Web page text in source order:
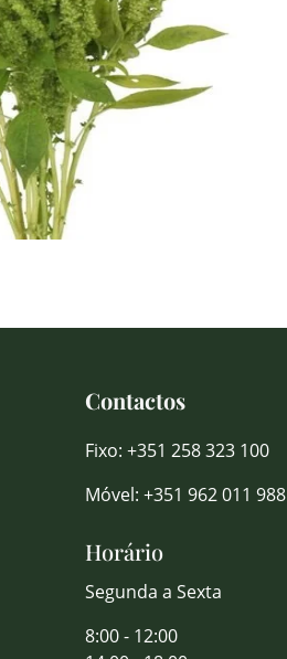
Contactos
Fixo: +351 258 323 100
Móvel: +351 962 011 988
Horário
Segunda a Sexta
8:00 - 12:00